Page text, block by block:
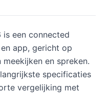
is een connected
app, gericht op
en spreken.
specificaties
vergelijking met